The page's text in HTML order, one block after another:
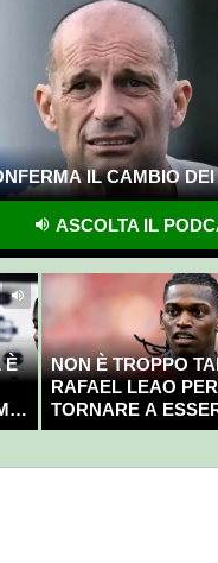
IL CAMBIO
ASCOLTA IL
È
NON È TROPPO
RAFAEL LEAO PER
TORNARE A
CAMPIONE